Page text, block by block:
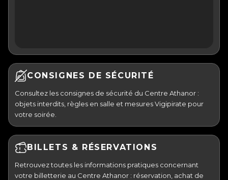
CONSIGNES DE SÉCURITÉ
Consultez les consignes de sécurité du Centre Athanor :
objets interdits, règles en salle et mesures Vigipirate pour
votre soirée.
BILLETS & RÉSERVATIONS
Retrouvez toutes les informations pratiques concernant
votre billetterie au Centre Athanor : réservation, achat de